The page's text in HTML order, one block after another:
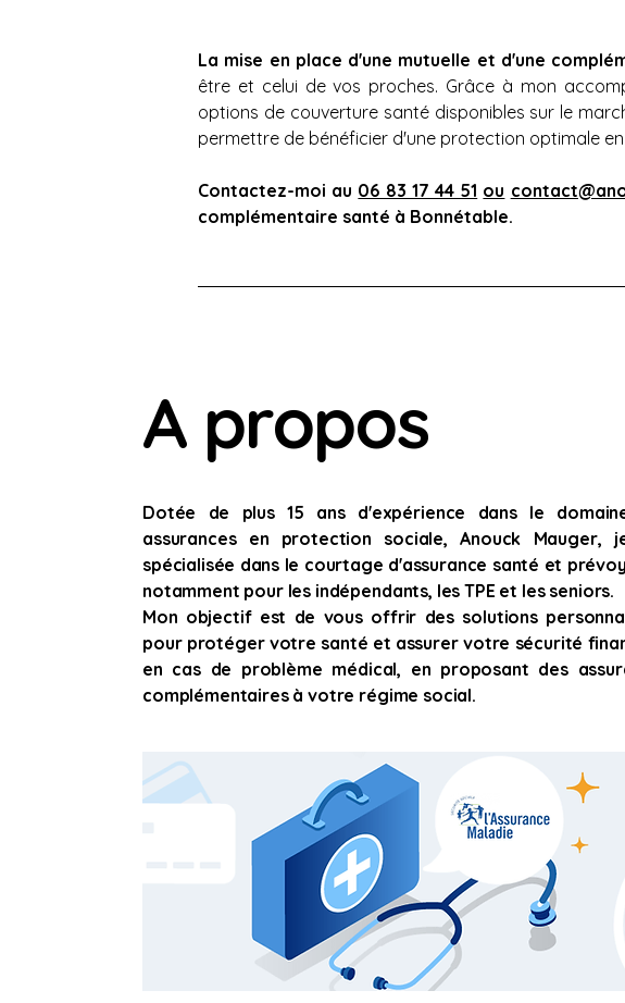
La mise en place d'une mutuelle et d'une
être et celui de vos proches. Grâce à mon
options de couverture santé disponibles sur le
permettre de bénéficier d'une protection optimale
Contactez-moi au 06 83 17 44 51 ou
complémentaire santé à Bonnétable.
A propos
Dotée de plus 15 ans d'expérience dans le
assurances en protection sociale, Anouck Mauger,
spécialisée dans le courtage d'assurance santé et
notamment pour les indépendants, les TPE et les seniors.
Mon objectif est de vous offrir des solutions
pour protéger votre santé et assurer votre sécurité
en cas de problème médical, en proposant des
complémentaires à votre régime social.